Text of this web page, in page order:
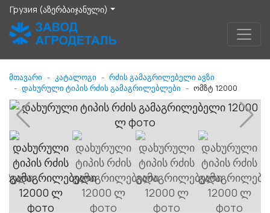
Грузия (აზერბაიჯანული)
მთავარი კატალოგი
რძის გამაგრილებელი ავზი
დახურული ტიპის რძის გამაგრილებლები
ომზტ 12000